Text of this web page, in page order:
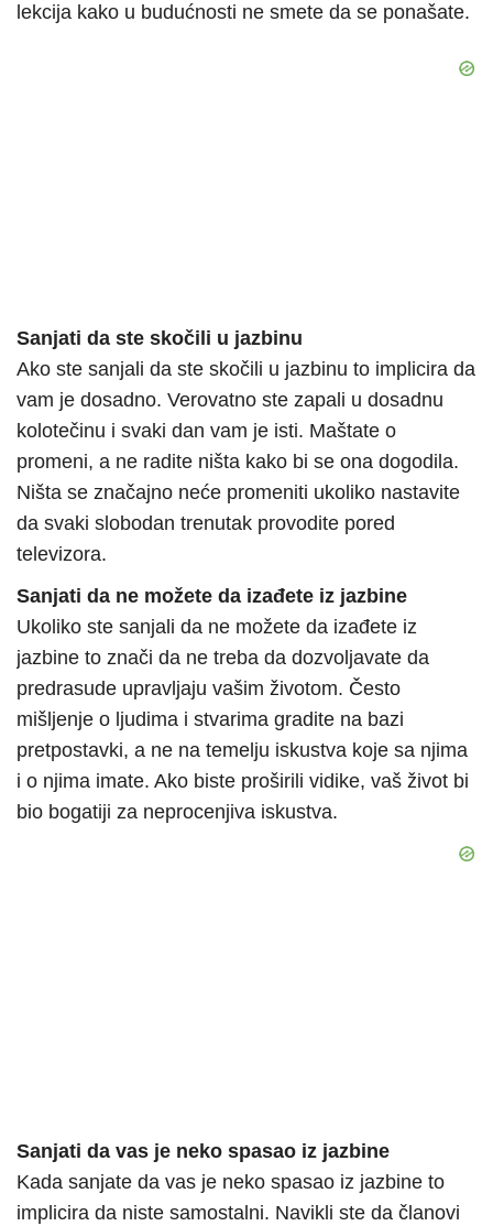
lekcija kako u budućnosti ne smete da se ponašate.
Sanjati da ste skočili u jazbinu
Ako ste sanjali da ste skočili u jazbinu to implicira da
vam je dosadno. Verovatno ste zapali u dosadnu
kolotečinu i svaki dan vam je isti. Maštate o
promeni, a ne radite ništa kako bi se ona dogodila.
Ništa se značajno neće promeniti ukoliko nastavite
da svaki slobodan trenutak provodite pored
televizora.
Sanjati da ne možete da izađete iz jazbine
Ukoliko ste sanjali da ne možete da izađete iz
jazbine to znači da ne treba da dozvoljavate da
predrasude upravljaju vašim životom. Često
mišljenje o ljudima i stvarima gradite na bazi
pretpostavki, a ne na temelju iskustva koje sa njima
i o njima imate. Ako biste proširili vidike, vaš život bi
bio bogatiji za neprocenjiva iskustva.
Sanjati da vas je neko spasao iz jazbine
Kada sanjate da vas je neko spasao iz jazbine to
implicira da niste samostalni. Navikli ste da članovi